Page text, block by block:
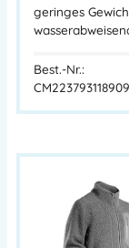
geringes
Best.-Nr.:
CM223793118909